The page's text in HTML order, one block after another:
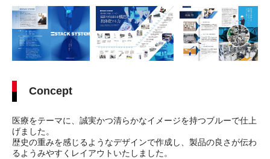
Concept
医療をテーマに、誠実かつ清らかなイメージを持つブルーで仕上
げました。
歴史の重みを感じるようなデザインで作成し、製品の良さが伝わ
るようみやすくレイアウトいたしました。